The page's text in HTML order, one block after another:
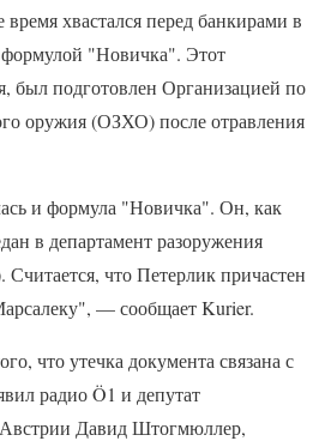
хвастался перед банкирами в
"Новичка". Этот
был подготовлен Организацией по
оружия (ОЗХО) после отравления
и формула "Новичка". Он, как
в департамент разоружения
что Петерлик причастен
— сообщает Kurier.
что утечка документа связана с
радио Ö1 и депутат
Давид Штогмюллер,